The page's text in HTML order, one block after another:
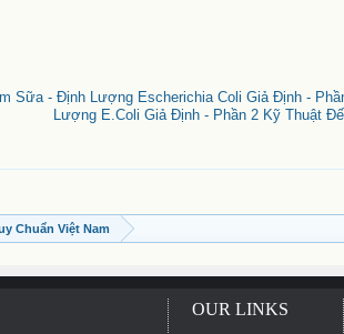
Sữa - Định Lượng Escherichia Coli Giả Định -
Lượng E.Coli Giả Định - Phần 2 Kỹ Thuật
Chuẩn Việt Nam
OUR LINKS